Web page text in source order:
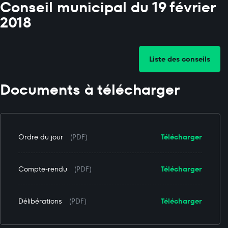
Conseil municipal du 19 février
2018
Liste des conseils
Documents à télécharger
Télécharger
Ordre du jour (PDF)
Télécharger
Compte-rendu (PDF)
Télécharger
Délibérations (PDF)